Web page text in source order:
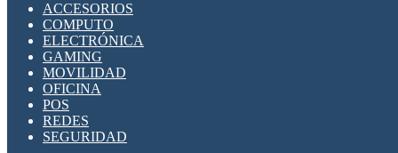
ACCESORIOS
COMPUTO
ELECTRÓNICA
GAMING
MOVILIDAD
OFICINA
POS
REDES
SEGURIDAD